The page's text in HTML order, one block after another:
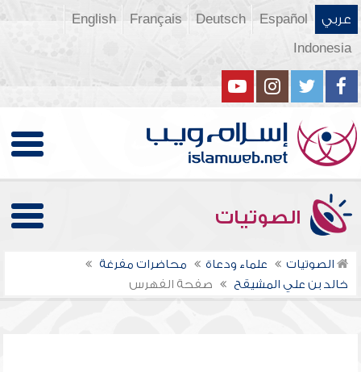
عربي Español
Deutsch
Français
English
Indonesia
الصوتيات
الصوتيات علماء ودعاة
محاضرات مفرغة
خالد بن علي المشيقح
صفحة الفهرس